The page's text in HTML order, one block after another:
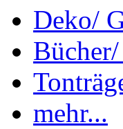
Deko/
mehr...